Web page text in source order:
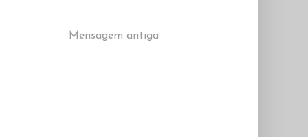
Mensagem antiga